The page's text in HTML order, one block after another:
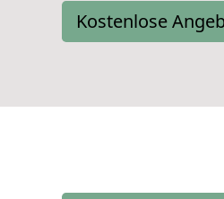
Kostenlose